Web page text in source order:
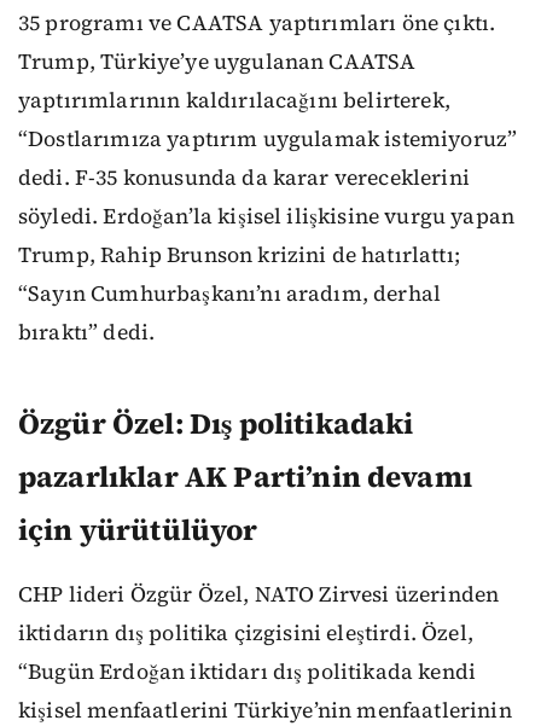
35 programı ve CAATSA yaptırımları öne çıktı.
Trump, Türkiye’ye uygulanan CAATSA
yaptırımlarının kaldırılacağını belirterek,
“Dostlarımıza yaptırım uygulamak istemiyoruz”
dedi. F-35 konusunda da karar vereceklerini
söyledi. Erdoğan’la kişisel ilişkisine vurgu yapan
Trump, Rahip Brunson krizini de hatırlattı;
“Sayın Cumhurbaşkanı’nı aradım, derhal
bıraktı” dedi.
Özgür Özel: Dış politikadaki
pazarlıklar AK Parti’nin devamı
için yürütülüyor
CHP lideri Özgür Özel, NATO Zirvesi üzerinden
iktidarın dış politika çizgisini eleştirdi. Özel,
“Bugün Erdoğan iktidarı dış politikada kendi
kişisel menfaatlerini Türkiye’nin menfaatlerinin